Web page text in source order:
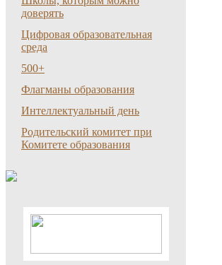
доверять
Цифровая образовательная
среда
500+
Флагманы образования
Интеллектуальный день
Родительский комитет при
Комитете образования